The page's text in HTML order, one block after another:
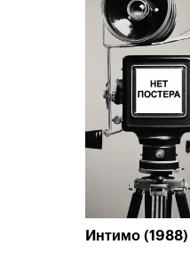
Интимо (1988)